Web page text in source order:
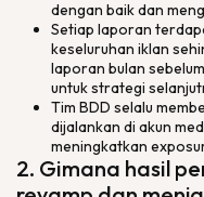
dengan baik dan
Setiap laporan
keseluruhan iklan
laporan bulan
untuk strategi
Tim BDD selalu
dijalankan di akun
meningkatkan
2. Gimana hasil